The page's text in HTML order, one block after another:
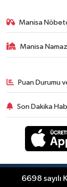
Manisa
Manisa
Puan Durumu
Son Dakika
RSS
6698 sayılı